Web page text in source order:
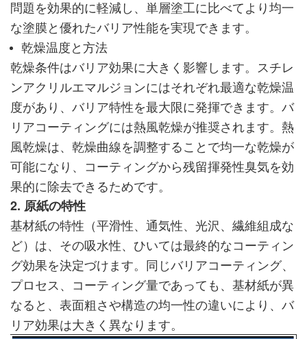
問題を効果的に軽減し、単層塗工に比べてより均一
な塗膜と優れたバリア性能を実現できます。
乾燥温度と方法
乾燥条件はバリア効果に大きく影響します。スチレ
ンアクリルエマルジョンにはそれぞれ最適な乾燥温
度があり、バリア特性を最大限に発揮できます。バ
リアコーティングには熱風乾燥が推奨されます。熱
風乾燥は、乾燥曲線を調整することで均一な乾燥が
可能になり、コーティングから残留揮発性臭気を効
果的に除去できるためです。
2. 原紙の特性
基材紙の特性（平滑性、通気性、光沢、繊維組成な
ど）は、その吸水性、ひいては最終的なコーティン
グ効果を決定づけます。同じバリアコーティング、
プロセス、コーティング量であっても、基材紙が異
なると、表面粗さや構造の均一性の違いにより、バ
リア効果は大きく異なります。